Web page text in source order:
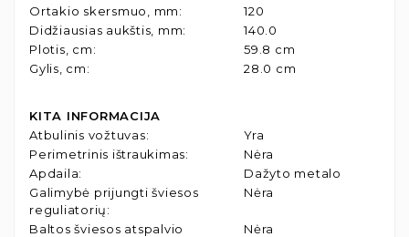
Ortakio skersmuo, mm:
120
Didžiausias aukštis, mm:
140.0
Plotis, cm:
59.8 cm
Gylis, cm: 28.0 cm
KITA INFORMACIJA
Atbulinis vožtuvas:
Yra
Perimetrinis ištraukimas:
Nėra
Apdaila:
Dažyto metalo
Galimybė prijungti šviesos
reguliatorių:
Nėra
Baltos šviesos atspalvio
Nėra